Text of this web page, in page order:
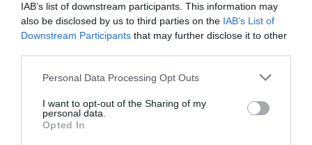
IAB’s list of downstream participants. This information may
also be disclosed by us to third parties on the IAB’s List of
Downstream Participants that may further disclose it to other
Personal Data Processing Opt Outs
I want to opt-out of the Sharing of my
personal data.
Opted In
ενισχύει τις λεπτές κινητικές δεξιότητες. Κάθε
προϊόν ενσωματώνει τη δανέζικη φιλοσοφία για την
ποιότητα και την ασφάλεια, εξασφαλίζοντας ότι τα
παιδιά έχουν πρόσβαση σε υλικά που προάγουν την
εξερεύνηση και την έκφραση. Από τον βασικό
καλλιτεχνικών, η Childhood Supply παραμένει στην
ποιοτική ανατροφή και εκπαίδευση.